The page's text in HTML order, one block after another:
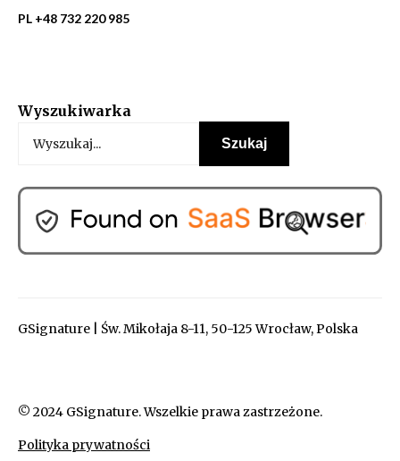
PL +48 732 220 985
Wyszukiwarka
GSignature | Św. Mikołaja 8-11, 50-125 Wrocław, Polska
© 2024 GSignature. Wszelkie prawa zastrzeżone.
Polityka prywatności